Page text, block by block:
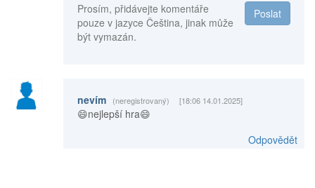
Poslat
Prosím, přidávejte komentáře
pouze v jazyce Čeština, jinak může
být vymazán.
nevím (neregistrovaný) [18:06 14.01.2025]
😄nejlepší hra😄
Odpovědět